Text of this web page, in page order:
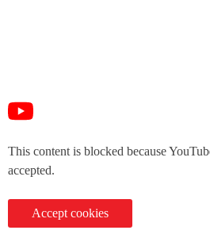
This content is blocked because
accepted.
Accept cookies